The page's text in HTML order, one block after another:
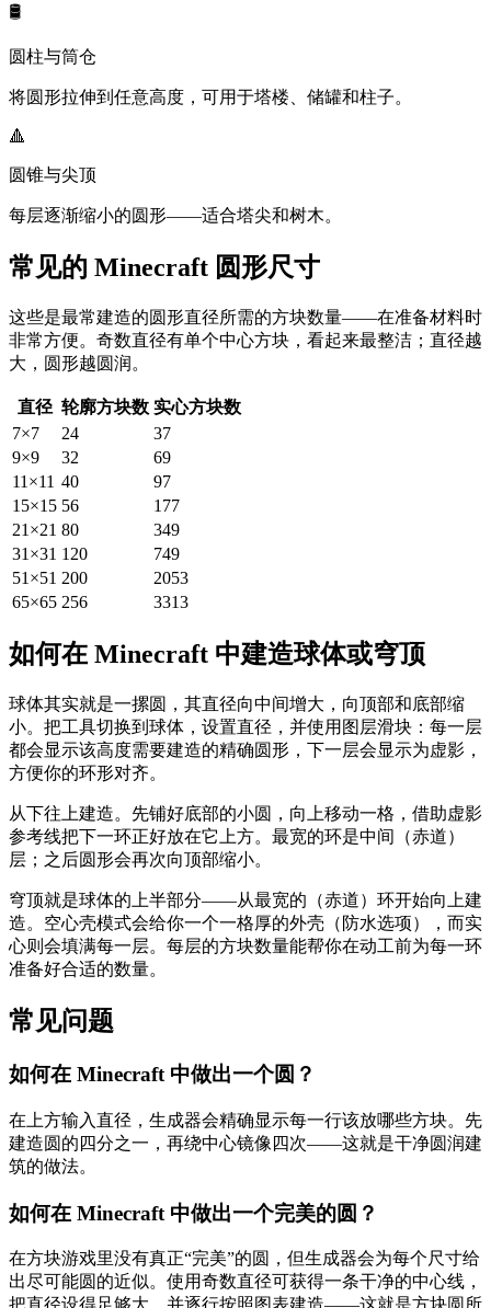
🛢️
圆柱与筒仓
将圆形拉伸到任意高度，可用于塔楼、储罐和柱子。
🔺
圆锥与尖顶
每层逐渐缩小的圆形——适合塔尖和树木。
常见的 Minecraft 圆形尺寸
这些是最常建造的圆形直径所需的方块数量——在准备材料时
非常方便。奇数直径有单个中心方块，看起来最整洁；直径越
大，圆形越圆润。
直径 轮廓方块数 实心方块数
7×7
24
37
9×9
32
69
11×11 40
97
15×15 56
177
21×21 80
349
31×31 120
749
51×51 200
2053
65×65 256 3313
如何在 Minecraft 中建造球体或穹顶
球体其实就是一摞圆，其直径向中间增大，向顶部和底部缩
小。把工具切换到球体，设置直径，并使用图层滑块：每一层
都会显示该高度需要建造的精确圆形，下一层会显示为虚影，
方便你的环形对齐。
从下往上建造。先铺好底部的小圆，向上移动一格，借助虚影
参考线把下一环正好放在它上方。最宽的环是中间（赤道）
层；之后圆形会再次向顶部缩小。
穹顶就是球体的上半部分——从最宽的（赤道）环开始向上建
造。空心壳模式会给你一个一格厚的外壳（防水选项），而实
心则会填满每一层。每层的方块数量能帮你在动工前为每一环
准备好合适的数量。
常见问题
如何在 Minecraft 中做出一个圆？
在上方输入直径，生成器会精确显示每一行该放哪些方块。先
建造圆的四分之一，再绕中心镜像四次——这就是干净圆润建
筑的做法。
如何在 Minecraft 中做出一个完美的圆？
在方块游戏里没有真正“完美”的圆，但生成器会为每个尺寸给
出尽可能圆的近似。使用奇数直径可获得一条干净的中心线，